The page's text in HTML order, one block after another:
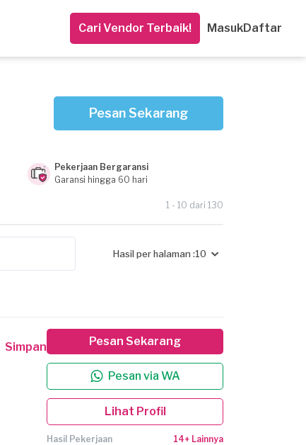
Cari Vendor Terbaik! MasukDaftar
Pesan Sekarang
Pekerjaan Bergaransi
Garansi hingga 60 hari
1 - 10 dari 130
Hasil per halaman :10
Simpan Pesan Sekarang
Pesan via WA
Lihat Profil
Hasil Pekerjaan 14+ Lainnya